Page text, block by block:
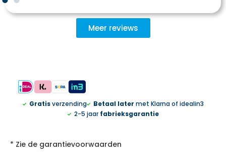
Meer reviews
Gratisverzending Betaal later met Klarna of idealin3
2-5 jaar fabrieksgarantie
* Zie de garantievoorwaarden